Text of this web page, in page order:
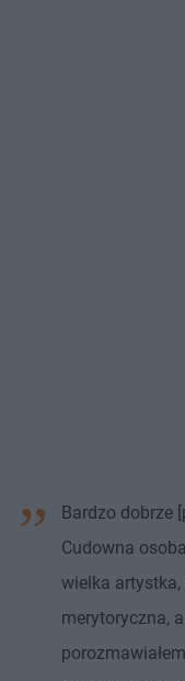
Bardzo dobrze
Cudowna
wielka
merytoryczna,